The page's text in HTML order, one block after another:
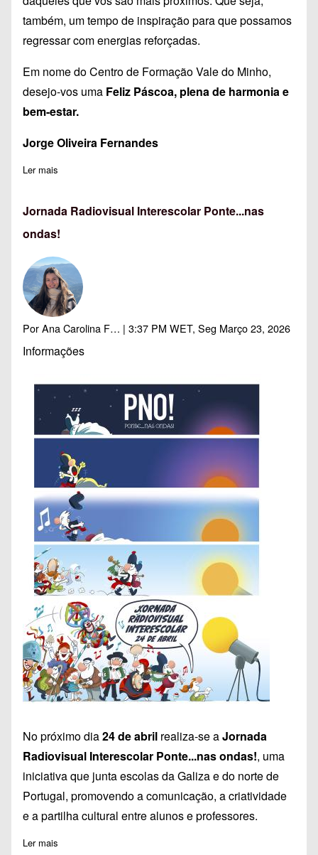
também, um tempo de inspiração para que possamos
regressar com energias reforçadas.
Em nome do Centro de Formação Vale do Minho,
desejo-vos uma Feliz Páscoa, plena de harmonia e
bem-estar.
Jorge Oliveira Fernandes
Ler mais
Jornada Radiovisual Interescolar Ponte...nas
ondas!
PorAna Carolina F… | 3:37 PM WET, Seg Março 23, 2026
Informações
No próximo dia24 de abril realiza-se aJornada
Radiovisual Interescolar Ponte...nas ondas!, uma
iniciativa que junta escolas da Galiza e do norte de
Portugal, promovendo a comunicação, a criatividade
e a partilha cultural entre alunos e professores.
Ler mais